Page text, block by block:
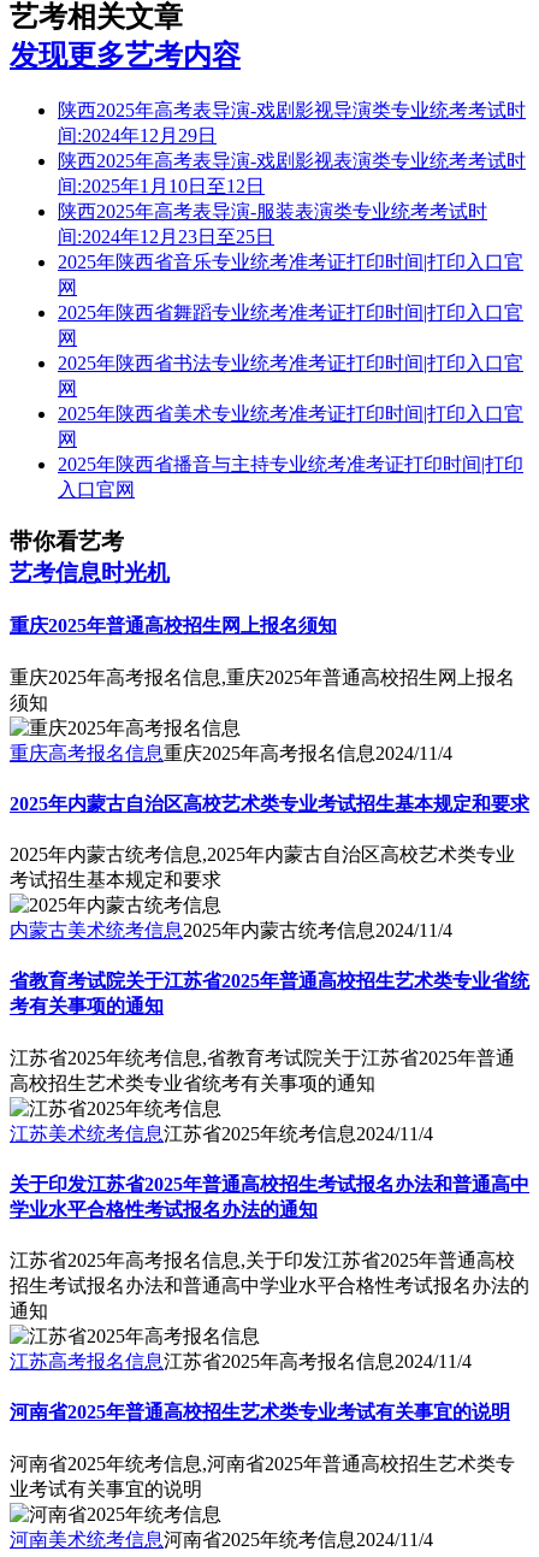
艺考相关文章
发现更多艺考内容
陕西2025年高考表导演-戏剧影视导演类专业统考考试时
间:2024年12月29日
陕西2025年高考表导演-戏剧影视表演类专业统考考试时
间:2025年1月10日至12日
陕西2025年高考表导演-服装表演类专业统考考试时
间:2024年12月23日至25日
2025年陕西省音乐专业统考准考证打印时间|打印入口官
网
2025年陕西省舞蹈专业统考准考证打印时间|打印入口官
网
2025年陕西省书法专业统考准考证打印时间|打印入口官
网
2025年陕西省美术专业统考准考证打印时间|打印入口官
网
2025年陕西省播音与主持专业统考准考证打印时间|打印
入口官网
带你看艺考
艺考信息时光机
重庆2025年普通高校招生网上报名须知
重庆2025年高考报名信息,重庆2025年普通高校招生网上报名
须知
重庆高考报名信息重庆2025年高考报名信息2024/11/4
2025年内蒙古自治区高校艺术类专业考试招生基本规定和要求
2025年内蒙古统考信息,2025年内蒙古自治区高校艺术类专业
考试招生基本规定和要求
内蒙古美术统考信息2025年内蒙古统考信息2024/11/4
省教育考试院关于江苏省2025年普通高校招生艺术类专业省统
考有关事项的通知
江苏省2025年统考信息,省教育考试院关于江苏省2025年普通
高校招生艺术类专业省统考有关事项的通知
江苏美术统考信息江苏省2025年统考信息2024/11/4
关于印发江苏省2025年普通高校招生考试报名办法和普通高中
学业水平合格性考试报名办法的通知
江苏省2025年高考报名信息,关于印发江苏省2025年普通高校
招生考试报名办法和普通高中学业水平合格性考试报名办法的
通知
江苏高考报名信息江苏省2025年高考报名信息2024/11/4
河南省2025年普通高校招生艺术类专业考试有关事宜的说明
河南省2025年统考信息,河南省2025年普通高校招生艺术类专
业考试有关事宜的说明
河南美术统考信息河南省2025年统考信息2024/11/4